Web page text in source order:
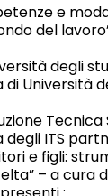
e
del
degli
Università
degli ITS
e figli:
– a cura